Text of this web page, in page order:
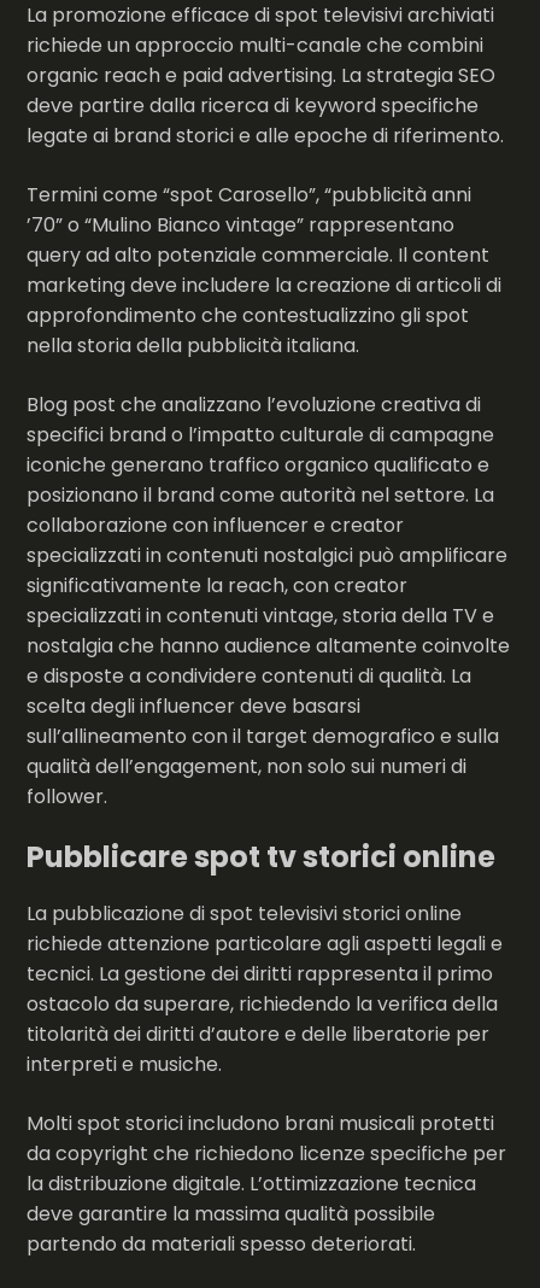
La promozione efficace di spot televisivi archiviati
richiede un approccio multi-canale che combini
organic reach e paid advertising. La strategia SEO
deve partire dalla ricerca di keyword specifiche
legate ai brand storici e alle epoche di riferimento.
Termini come “spot Carosello”, “pubblicità anni
’70” o “Mulino Bianco vintage” rappresentano
query ad alto potenziale commerciale. Il content
marketing deve includere la creazione di articoli di
approfondimento che contestualizzino gli spot
nella storia della pubblicità italiana.
Blog post che analizzano l’evoluzione creativa di
specifici brand o l’impatto culturale di campagne
iconiche generano traffico organico qualificato e
posizionano il brand come autorità nel settore. La
collaborazione con influencer e creator
specializzati in contenuti nostalgici può amplificare
significativamente la reach, con creator
specializzati in contenuti vintage, storia della TV e
nostalgia che hanno audience altamente coinvolte
e disposte a condividere contenuti di qualità. La
scelta degli influencer deve basarsi
sull’allineamento con il target demografico e sulla
qualità dell’engagement, non solo sui numeri di
follower.
Pubblicare spot tv storici online
La pubblicazione di spot televisivi storici online
richiede attenzione particolare agli aspetti legali e
tecnici. La gestione dei diritti rappresenta il primo
ostacolo da superare, richiedendo la verifica della
titolarità dei diritti d’autore e delle liberatorie per
interpreti e musiche.
Molti spot storici includono brani musicali protetti
da copyright che richiedono licenze specifiche per
la distribuzione digitale. L’ottimizzazione tecnica
deve garantire la massima qualità possibile
partendo da materiali spesso deteriorati.